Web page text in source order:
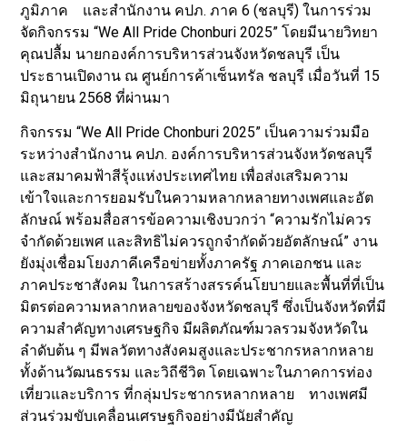
ภูมิภาค และสำนักงาน คปภ. ภาค 6 (ชลบุรี) ในการร่วม
จัดกิจกรรม “We All Pride Chonburi 2025” โดยมีนายวิทยา
คุณปลื้ม นายกองค์การบริหารส่วนจังหวัดชลบุรี เป็น
ประธานเปิดงาน ณ ศูนย์การค้าเซ็นทรัล ชลบุรี เมื่อวันที่ 15
มิถุนายน 2568 ที่ผ่านมา
กิจกรรม “We All Pride Chonburi 2025” เป็นความร่วมมือ
ระหว่างสำนักงาน คปภ. องค์การบริหารส่วนจังหวัดชลบุรี
และสมาคมฟ้าสีรุ้งแห่งประเทศไทย เพื่อส่งเสริมความ
เข้าใจและการยอมรับในความหลากหลายทางเพศและอัต
ลักษณ์ พร้อมสื่อสารข้อความเชิงบวกว่า “ความรักไม่ควร
จำกัดด้วยเพศ และสิทธิไม่ควรถูกจำกัดด้วยอัตลักษณ์” งาน
ยังมุ่งเชื่อมโยงภาคีเครือข่ายทั้งภาครัฐ ภาคเอกชน และ
ภาคประชาสังคม ในการสร้างสรรค์นโยบายและพื้นที่ที่เป็น
มิตรต่อความหลากหลายของจังหวัดชลบุรี ซึ่งเป็นจังหวัดที่มี
ความสำคัญทางเศรษฐกิจ มีผลิตภัณฑ์มวลรวมจังหวัดใน
ลำดับต้น ๆ มีพลวัตทางสังคมสูงและประชากรหลากหลาย
ทั้งด้านวัฒนธรรม และวิถีชีวิต โดยเฉพาะในภาคการท่อง
เที่ยวและบริการ ที่กลุ่มประชากรหลากหลาย ทางเพศมี
ส่วนร่วมขับเคลื่อนเศรษฐกิจอย่างมีนัยสำคัญ